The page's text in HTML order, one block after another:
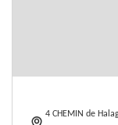
4 CHEMIN de